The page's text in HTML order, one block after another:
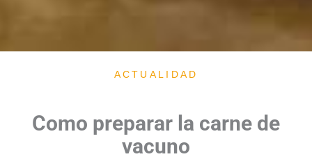
ACTUALIDAD
Como preparar la carne de
vacuno